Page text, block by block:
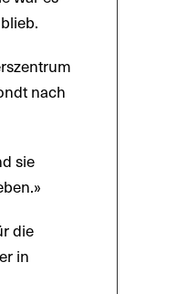
nach
sie
die
in